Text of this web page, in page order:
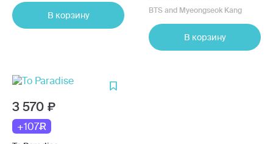
В корзину
кулисами. 10-летняя
BTS and Myeongseok Kang
В корзину
3 570
+107